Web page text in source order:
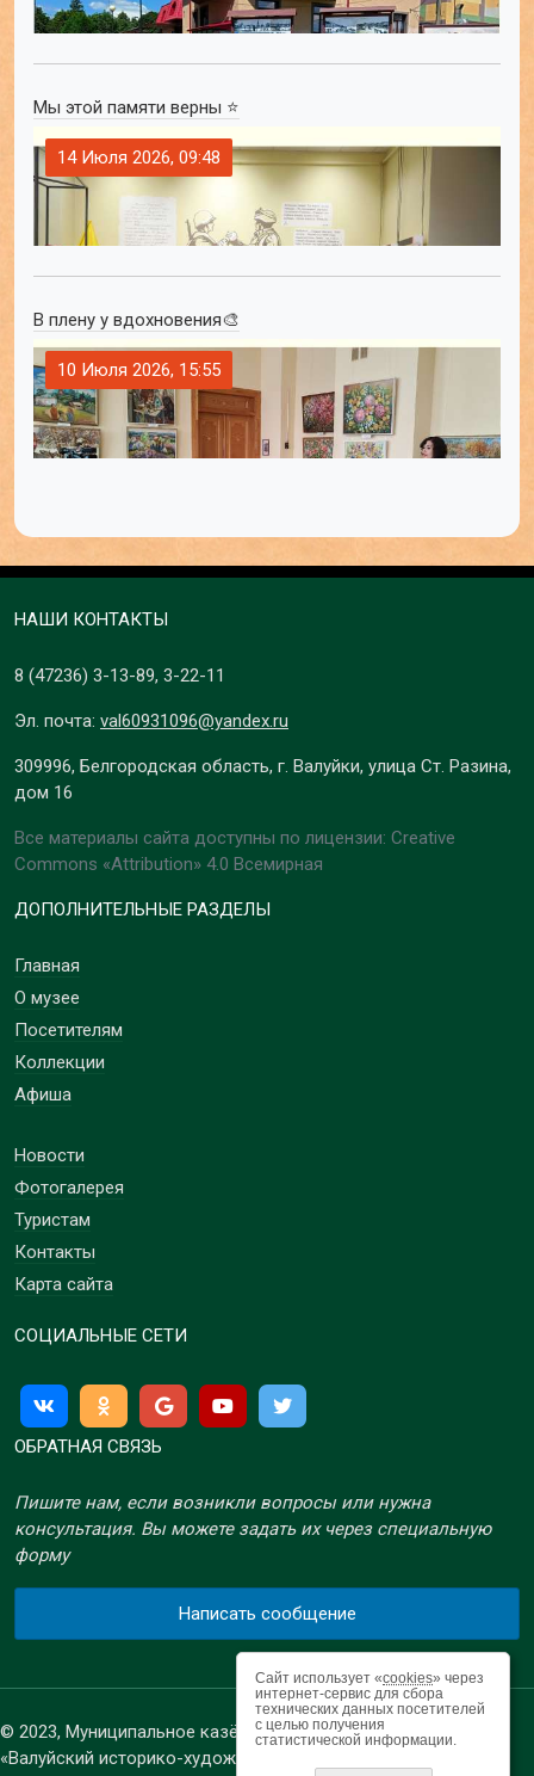
Мы этой памяти верны ⭐
14 Июля 2026, 09:48
В плену у вдохновения🎨
10 Июля 2026, 15:55
НАШИ КОНТАКТЫ
8 (47236) 3-13-89, 3-22-11
Эл. почта: val60931096@yandex.ru
309996, Белгородская область, г. Валуйки, улица Ст. Разина,
дом 16
Все материалы сайта доступны по лицензии: Creative
Commons «Attribution» 4.0 Всемирная
ДОПОЛНИТЕЛЬНЫЕ РАЗДЕЛЫ
Главная
О музее
Посетителям
Коллекции
Афиша
Новости
Фотогалерея
Туристам
Контакты
Карта сайта
СОЦИАЛЬНЫЕ СЕТИ
ОБРАТНАЯ СВЯЗЬ
Пишите нам, если возникли вопросы или нужна
консультация. Вы можете задать их через специальную
форму
Написать сообщение
© 2023, Муниципальное казённое учреждение культуры
«Валуйский историко-художественный музей»
Сайт использует «cookies» через
интернет-сервис для сбора
технических данных посетителей
с целью получения
статистической информации.